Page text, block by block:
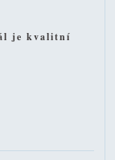
je kvalitní